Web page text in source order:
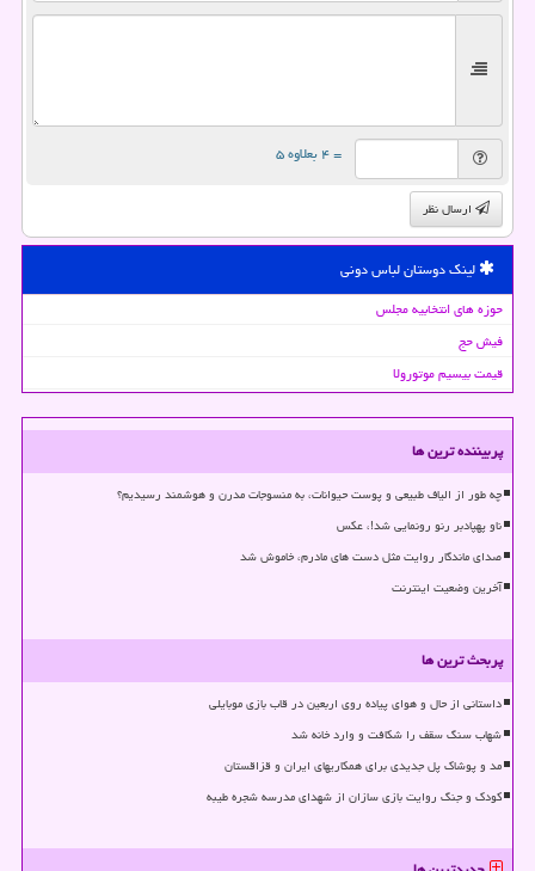
= ۴ بعلاوه ۵
ارسال نظر
لینک دوستان لباس دونی
حوزه های انتخابیه مجلس
فیش حج
قیمت بیسیم موتورولا
پربیننده ترین ها
چه طور از الیاف طبیعی و پوست حیوانات، به منسوجات مدرن و هوشمند رسیدیم؟
ناو پهپادبر رنو رونمایی شد!، عکس
صدای ماندگار روایت مثل دست های مادرم، خاموش شد
آخرین وضعیت اینترنت
پربحث ترین ها
داستانی از حال و هوای پیاده روی اربعین در قاب بازی موبایلی
شهاب سنگ سقف را شکافت و وارد خانه شد
مد و پوشاک پل جدیدی برای همکاریهای ایران و قزاقستان
کودک و جنگ روایت بازی سازان از شهدای مدرسه شجره طیبه